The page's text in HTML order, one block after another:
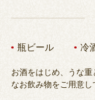
瓶ビール 冷
お酒をはじめ、うな
なお飲み物をご用意し